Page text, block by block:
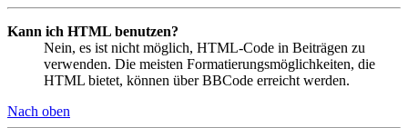
Kann ich HTML benutzen?
Nein, es ist nicht möglich, HTML-Code in Beiträgen zu
verwenden. Die meisten Formatierungsmöglichkeiten, die
HTML bietet, können über BBCode erreicht werden.
Nach oben